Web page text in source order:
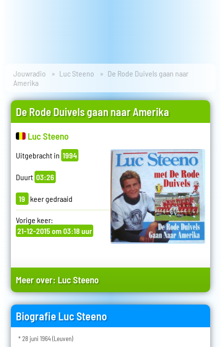
Jouwradio Luc Steeno
De Rode Duivels gaan naar
Amerika
De Rode Duivels gaan naar Amerika
Luc Steeno
Uitgebracht in 1994
Duurt 03:26
19 keer gedraaid
Vorige keer:
21-12-2015 om 03:18 uur
Meer over: Luc Steeno
Biografie Luc Steeno
* 28 juni 1964 (Leuven)